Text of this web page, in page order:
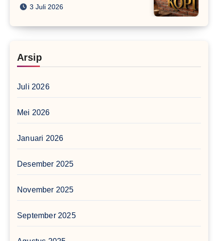
3 Juli 2026
Arsip
Juli 2026
Mei 2026
Januari 2026
Desember 2025
November 2025
September 2025